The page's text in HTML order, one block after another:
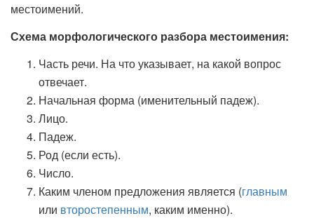
местоимений.
Схема морфологического разбора местоимения:
Часть речи. На что указывает, на какой вопрос
отвечает.
Начальная форма (именительный падеж).
Лицо.
Падеж.
Род (если есть).
Число.
Каким членом предложения является (главным
или второстепенным, каким именно).